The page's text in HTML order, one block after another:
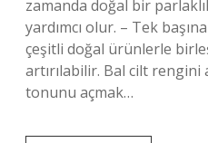
zamanda doğal bir
yardımcı olur. – Tek
çeşitli doğal ürünlerle
artırılabilir. Bal cilt rengini
tonunu açmak…